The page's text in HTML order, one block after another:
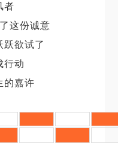
者
这份诚意
跃欲试了
行动
的嘉许